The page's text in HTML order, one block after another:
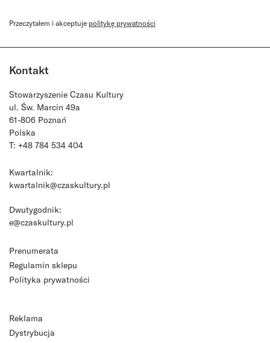
Przeczytałem i akceptuje politykę prywatności
Kontakt
Stowarzyszenie Czasu Kultury
ul. Św. Marcin 49a
61-806 Poznań
Polska
T: +48 784 534 404
Kwartalnik:
kwartalnik@czaskultury.pl
Dwutygodnik:
e@czaskultury.pl
Prenumerata
Regulamin sklepu
Polityka prywatności
Reklama
Dystrybucja